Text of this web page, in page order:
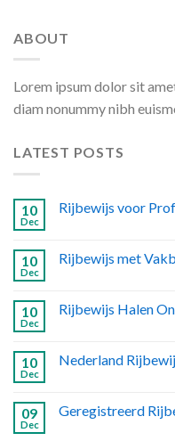
ABOUT
Lorem ipsum dolor sit
diam nonummy nibh
LATEST POSTS
10
Dec
Rijbewijs voor
10
Dec
Rijbewijs met
10
Dec
Rijbewijs Halen
10
Dec
Nederland
09
Dec
Geregistreerd